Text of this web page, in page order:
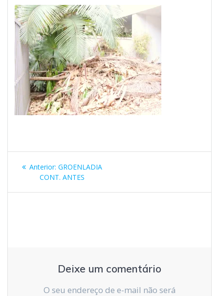
Navegação
Anterior: Post
anterior:
GROENLADIA
CONT. ANTES
Deixe um comentário
O seu endereço de e-mail não será